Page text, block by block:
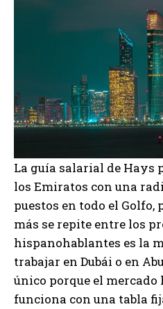
La guía salarial de Hays
los Emiratos con una
puestos en todo el Golfo,
más se repite entre los
hispanohablantes es la
trabajar en Dubái o en
único porque el
funciona con una tabla